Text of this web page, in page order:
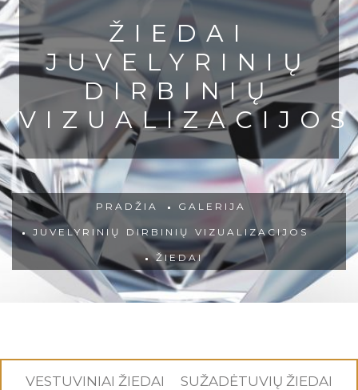
ŽIEDAI
JUVELYRINIŲ
DIRBINIŲ
VIZUALIZACIJOS
PRADŽIA GALERIJA
JUVELYRINIŲ DIRBINIŲ VIZUALIZACIJOS
ŽIEDAI
VESTUVINIAI ŽIEDAI
SUŽADĖTUVIŲ ŽIEDAI